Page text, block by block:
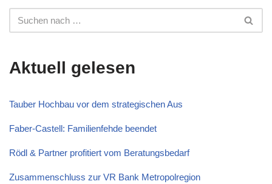
Aktuell gelesen
Tauber Hochbau vor dem strategischen Aus
Faber-Castell: Familienfehde beendet
Rödl & Partner profitiert vom Beratungsbedarf
Zusammenschluss zur VR Bank Metropolregion